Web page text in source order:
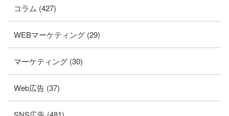
コラム (427)
WEBマーケティング (29)
マーケティング (30)
Web広告 (37)